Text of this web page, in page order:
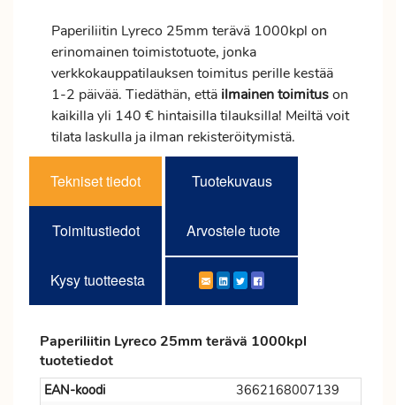
Paperiliitin Lyreco 25mm terävä 1000kpl on
erinomainen toimistotuote, jonka
verkkokauppatilauksen toimitus perille kestää
1-2 päivää. Tiedäthän, että ilmainentoimituson
kaikilla yli 140 € hintaisilla tilauksilla! Meiltä voit
tilata laskulla ja ilman rekisteröitymistä.
Tekniset tiedot Tuotekuvaus
Toimitustiedot Arvostele tuote
Kysy tuotteesta
Paperiliitin Lyreco 25mm terävä 1000kpl
tuotetiedot
EAN-koodi
3662168007139